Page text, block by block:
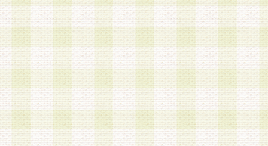
1.当社は、会員の登録情報に含まれる氏名・住所
アドレス等会員個人を識別できる情報を当社が別
シーポリシー
」に基づき適切に取り扱うものとし
は、当該個人情報を以下の各号に定める目的に利
す。なお、これら事項以外の目的で個人情報を利
かじめ会員の同意を得たうえで利用するものとし
a.本サービスの実施または運営
b.本サービスに係る謝礼、景品、調査サンプル品
c.会員からの電話、メール等の問い合わせなどへ